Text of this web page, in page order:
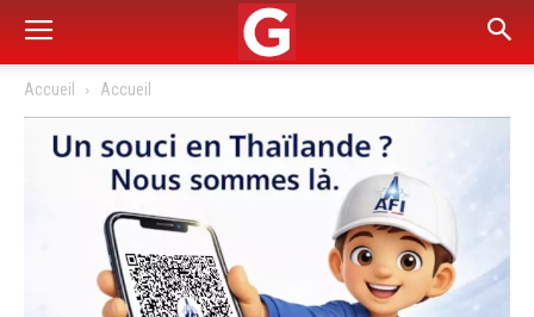
Accueil Accueil